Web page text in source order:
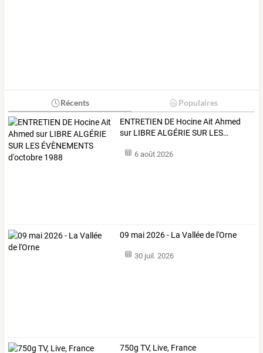
Récents Populaires
ENTRETIEN DE HocineAit Ahmed
sur LIBREALGÉRIESUR LES…
6 août 2026
09 mai 2026 - La Vallée de l'Orne
30 juil. 2026
750g TV, Live, France